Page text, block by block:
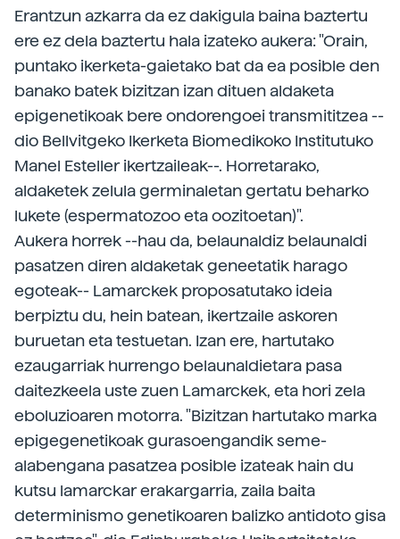
Erantzun azkarra da ez dakigula baina baztertu
ere ez dela baztertu hala izateko aukera: "Orain,
puntako ikerketa-gaietako bat da ea posible den
banako batek bizitzan izan dituen aldaketa
epigenetikoak bere ondorengoei transmititzea --
dio Bellvitgeko Ikerketa Biomedikoko Institutuko
Manel Esteller ikertzaileak--. Horretarako,
aldaketek zelula germinaletan gertatu beharko
lukete (espermatozoo eta oozitoetan)".
Aukera horrek --hau da, belaunaldiz belaunaldi
pasatzen diren aldaketak geneetatik harago
egoteak-- Lamarckek proposatutako ideia
berpiztu du, hein batean, ikertzaile askoren
buruetan eta testuetan. Izan ere, hartutako
ezaugarriak hurrengo belaunaldietara pasa
daitezkeela uste zuen Lamarckek, eta hori zela
eboluzioaren motorra. "Bizitzan hartutako marka
epigegenetikoak gurasoengandik seme-
alabengana pasatzea posible izateak hain du
kutsu lamarckar erakargarria, zaila baita
determinismo genetikoaren balizko antidoto gisa